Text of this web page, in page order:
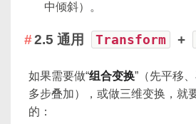
中倾斜）。
2.5 通用 Transform +
如果需要做“组合变换”（先平移
多步叠加），或做三维变换，就
的：